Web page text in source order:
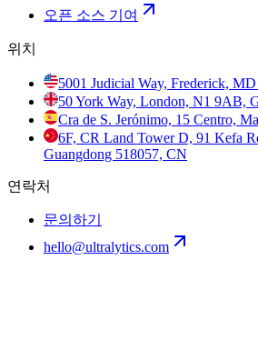
오픈 소스 기여
위치
5001 Judicial Way, Frederick,
50 York Way, London, N1 9AB,
Cra de S. Jerónimo, 15 Centro,
6F, CR Land Tower D, 91 Kefa
Guangdong 518057, CN
연락처
문의하기
hello@ultralytics.com